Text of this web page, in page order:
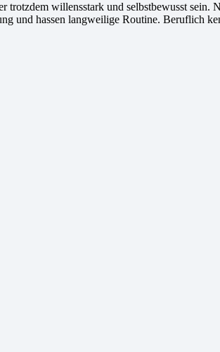
willensstark und selbstbewusst sein.
und hassen langweilige Routine. Beruflich